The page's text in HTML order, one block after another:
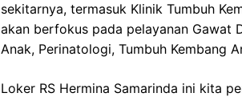
sekitarnya, termasuk Klinik Tumbuh
akan berfokus pada pelayanan Gawat
Anak, Perinatologi, Tumbuh Kembang
Loker RS Hermina Samarinda ini kita